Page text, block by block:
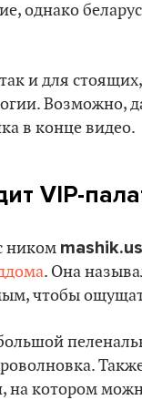
однако
и для
Возможно,
в конце видео.
VIP-
ником
. Она
чтобы
на котором